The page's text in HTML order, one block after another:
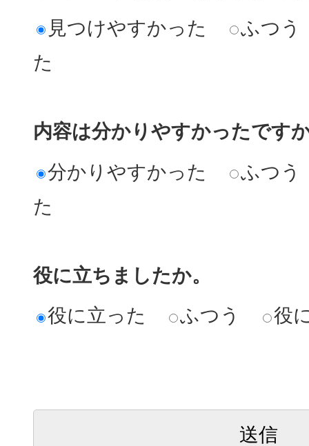
見つけやすかった
ふつう
た
内容は分かりやすかったです
分かりやすかった
ふつう
た
役に立ちましたか。
役に立った
ふつう 役